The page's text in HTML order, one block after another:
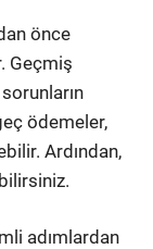
önce
Geçmiş
ödemeler,
Ardından,
adımlardan